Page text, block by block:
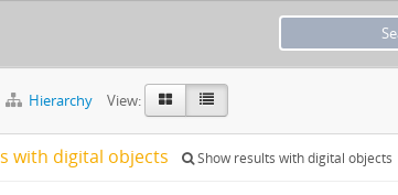
Hierarchy View:
with digital objects Show results with digital objects